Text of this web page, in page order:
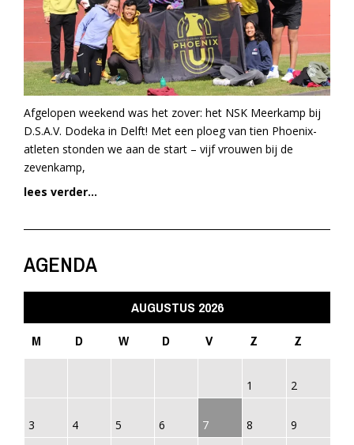
Afgelopen weekend was het zover: het NSK Meerkamp bij
D.S.A.V. Dodeka in Delft! Met een ploeg van tien Phoenix-
atleten stonden we aan de start – vijf vrouwen bij de
zevenkamp,
lees verder...
AGENDA
AUGUSTUS 2026
M
D W D V Z Z
1 2
3 4 5 6 7 8 9